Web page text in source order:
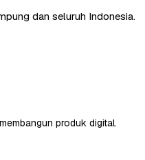
dan seluruh Indonesia.
produk digital.